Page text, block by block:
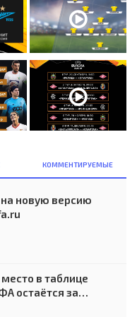
КОММЕНТИРУЕМЫЕ
новую версию
в таблице
остаётся за